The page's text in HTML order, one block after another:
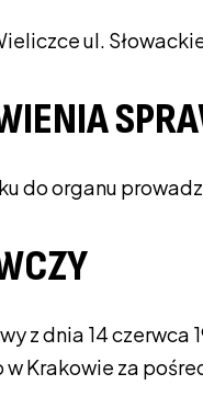
ul.
do organu
z dnia 14
Krakowie za